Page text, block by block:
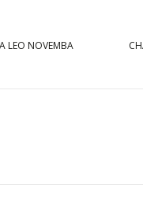
LEO NOVEMBA